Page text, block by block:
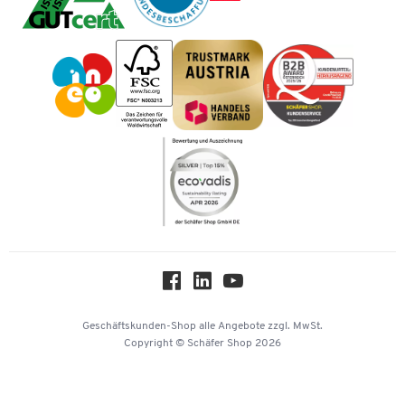
Tinte / Toner
Geschichte
Impressum
Karriere
Kataloge
Mastercard
Geschäftskunden-Shop alle Angebote zzgl. MwSt.
Copyright © Schäfer Shop 2026